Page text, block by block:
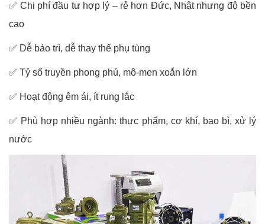
✅ Chi phí đầu tư hợp lý – rẻ hơn Đức, Nhật nhưng độ bền
cao
✅ Dễ bảo trì, dễ thay thế phụ tùng
✅ Tỷ số truyền phong phú, mô-men xoắn lớn
✅ Hoạt động êm ái, ít rung lắc
✅ Phù hợp nhiều ngành: thực phẩm, cơ khí, bao bì, xử lý
nước